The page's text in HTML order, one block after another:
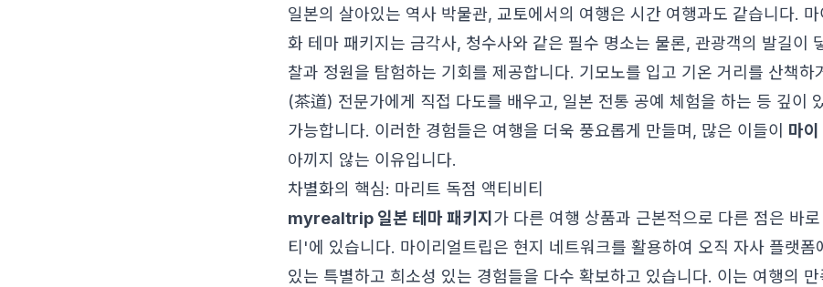
일본의 살아있는 역사 박물관, 교토에서의 여행은 시간 여행과도 같습니다.
화 테마 패키지는 금각사, 청수사와 같은 필수 명소는 물론, 관광객의 발길이
찰과 정원을 탐험하는 기회를 제공합니다. 기모노를 입고 기온 거리를 산책하
(茶道) 전문가에게 직접 다도를 배우고, 일본 전통 공예 체험을 하는 등 깊이
가능합니다. 이러한 경험들은 여행을 더욱 풍요롭게 만들며, 많은 이들이 마이
아끼지 않는 이유입니다.
차별화의 핵심: 마리트 독점 액티비티
myrealtrip 일본 테마 패키지 가 다른 여행 상품과 근본적으로 다른 점은 바로
티'에 있습니다. 마이리얼트립은 현지 네트워크를 활용하여 오직 자사 플랫폼
있는 특별하고 희소성 있는 경험들을 다수 확보하고 있습니다. 이는 여행의